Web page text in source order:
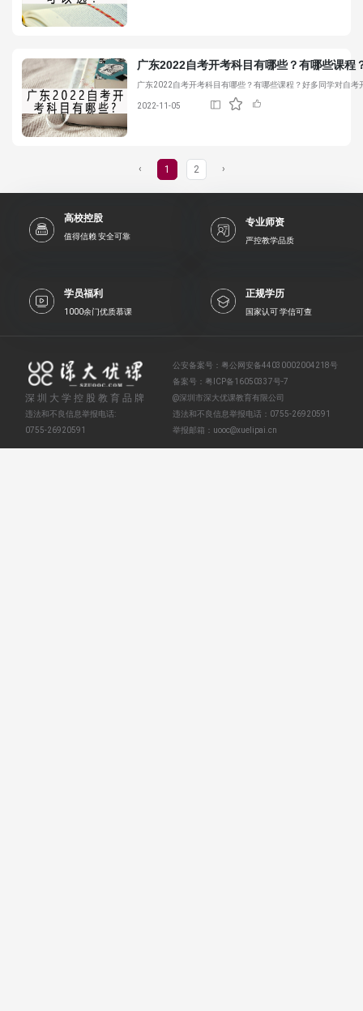
广东2022自考开考科目有哪些？有哪些课程
广东2022自考开考科目有哪些？有哪些课程？好多同学对自
2022-11-05
‹ 1 2 ›
高校控股
值得信赖 安全可靠
专业师资
严控教学品质
学员福利
1000余门优质慕课
正规学历
国家认可 学信可查
深圳大学控股教育品牌
违法和不良信息举报电话:
0755-26920591
公安备案号： 粤公网安备44030002004218号
备案号： 粤ICP备16050337号-7
@深圳市深大优课教育有限公司
违法和不良信息举报电话： 0755-26920591
举报邮箱： uooc@xuelipai.cn